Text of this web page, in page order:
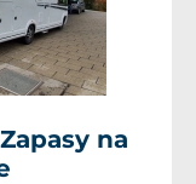
na